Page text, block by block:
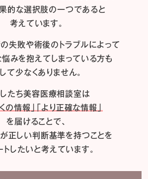
的な選択肢の一つであると
考えています。
失敗や術後のトラブルによって
みを抱えてしまっている方も
て少なくありません。
たち美容医療相談室は
の情報」「より正確な情報」
を届けることで、
正しい判断基準を持つことを
トしたいと考えています。